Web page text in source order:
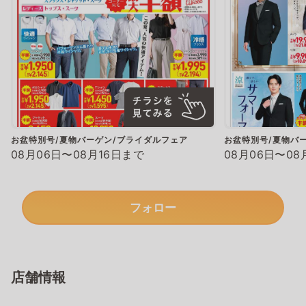
お盆特別号/夏物バーゲン/ブライダルフェア
08月06日〜08月16日まで
お盆特別号/夏物バ
08月06日〜08
フォロー
店舗情報